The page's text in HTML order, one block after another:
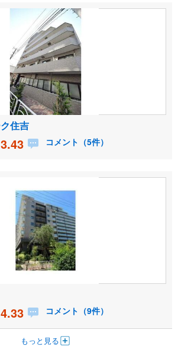
住吉
3.43 コメント（5件）
4.33 コメント（9件）
もっと見る